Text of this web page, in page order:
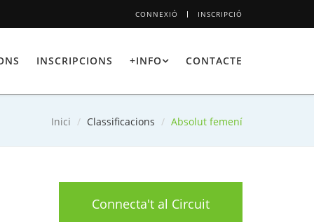
CONNEXIÓ INSCRIPCIÓ
INSCRIPCIONS +INFO CONTACTE
Inici Classificacions Absolut femení
Connecta't al Circuit